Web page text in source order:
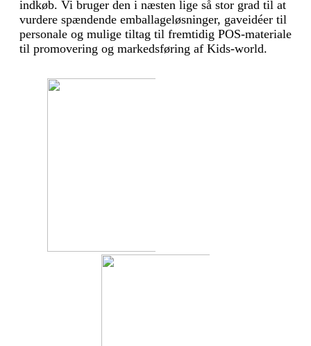
indkøb. Vi bruger den i næsten lige så stor grad til at
vur­dere spændende emballageløsninger, gaveidéer til
personale og mulige tiltag til fremtidig POS-materiale
til promovering og markedsføring af Kids-world.